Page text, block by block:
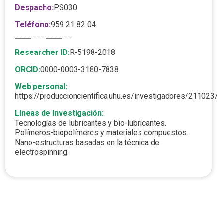
Despacho:PS030
Teléfono:959 21 82 04
Researcher ID:R-5198-2018
ORCID:0000-0003-3180-7838
Web personal:
https://produccioncientifica.uhu.es/investigadores/
Líneas de Investigación:
Tecnologías de lubricantes y bio-lubricantes.
Polímeros-biopolímeros y materiales compuestos.
Nano-estructuras basadas en la técnica de
electrospinning.